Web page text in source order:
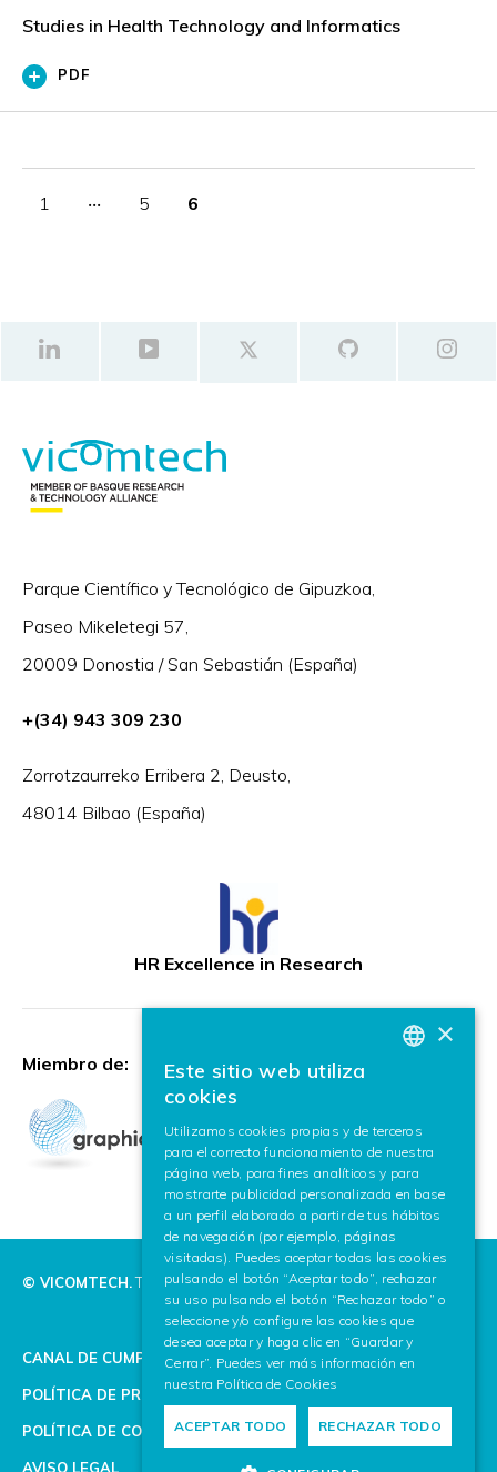
Studies in Health Technology and Informatics
PDF
1 ‧‧‧ 5 6
Parque Científico y Tecnológico de Gipuzkoa,
Paseo Mikeletegi 57,
20009 Donostia / San Sebastián (España)
+(34) 943 309 230
Zorrotzaurreko Erribera 2, Deusto,
48014 Bilbao (España)
HR Excellence in Research
Miembro de:
© VICOMTECH.Todos los derechos reservados.
CANAL DE CUMPLIMIENTO
POLÍTICA DE PRIVACIDAD
POLÍTICA DE COOKIES
AVISO LEGAL
ENGLISH
×
Este sitio web utiliza
cookies
Utilizamos cookies propias y de terceros
para el correcto funcionamiento de nuestra
página web, para fines analíticos y para
mostrarte publicidad personalizada en base
a un perfil elaborado a partir de tus hábitos
de navegación (por ejemplo, páginas
visitadas). Puedes aceptar todas las cookies
pulsando el botón “Aceptar todo”, rechazar
su uso pulsando el botón “Rechazar todo” o
seleccione y/o configure las cookies que
desea aceptar y haga clic en “Guardar y
Cerrar”. Puedes ver más información en
nuestra Política de Cookies
ACEPTAR TODO RECHAZAR TODO